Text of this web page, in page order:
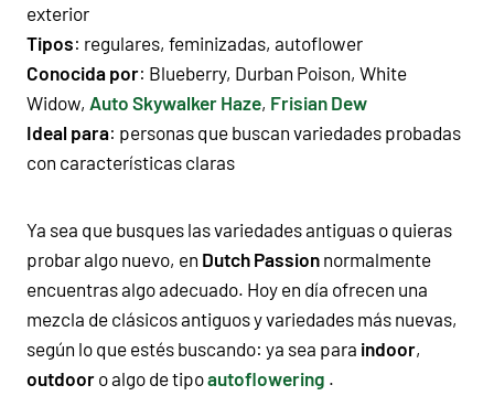
exterior
Tipos: regulares, feminizadas, autoflower
Conocida por: Blueberry, Durban Poison, White
Widow, Auto Skywalker Haze, Frisian Dew
Ideal para: personas que buscan variedades probadas
con características claras
Ya sea que busques las variedades antiguas o quieras
probar algo nuevo, en Dutch Passion normalmente
encuentras algo adecuado. Hoy en día ofrecen una
mezcla de clásicos antiguos y variedades más nuevas,
según lo que estés buscando: ya sea para indoor,
outdoor o algo de tipoautoflowering .